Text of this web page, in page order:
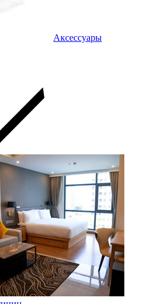
Аксессуары